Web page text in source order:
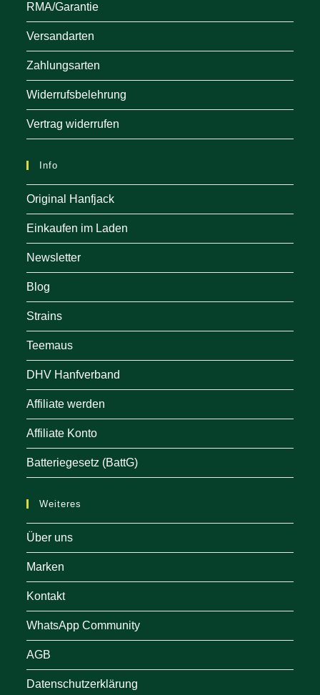
RMA/Garantie
Versandarten
Zahlungsarten
Widerrufsbelehrung
Vertrag widerrufen
Info
Original Hanfjack
Einkaufen im Laden
Newsletter
Blog
Strains
Teemaus
DHV Hanfverband
Affiliate werden
Affiliate Konto
Batteriegesetz (BattG)
Weiteres
Über uns
Marken
Kontakt
WhatsApp Community
AGB
Datenschutzerklärung